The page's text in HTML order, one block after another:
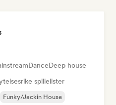
DanceDeep house
spillelister
Funky/Jackin House